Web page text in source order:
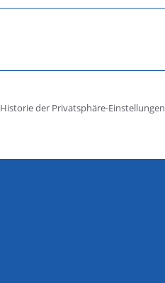
Historie der Privatsphäre-Einstellungen